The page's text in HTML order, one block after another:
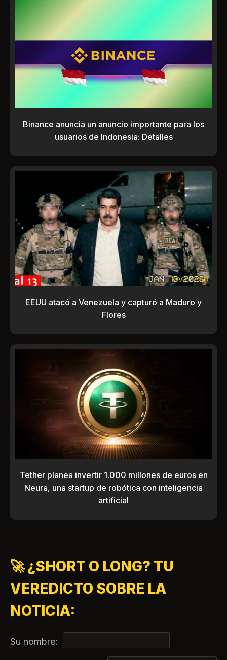
Binance anuncia un anuncio importante para los
usuarios de Indonesia: Detalles
EEUU atacó a Venezuela y capturó a Maduro y
Flores
Tether planea invertir 1.000 millones de euros en
Neura, una startup de robótica con inteligencia
artificial
🚀 ¿SHORT O LONG? TU
VEREDICTO SOBRE LA
NOTICIA:
Su nombre: